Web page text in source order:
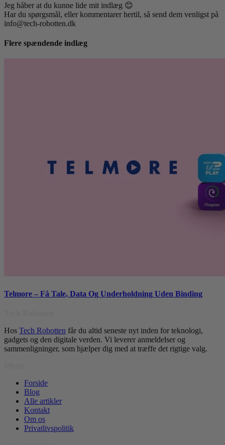
Jeg håber at du kunne lide mit indlæg 😊
Har du spørgsmål, eller kommentarer hertil, så send dem venligst på
info@tech-robotten.dk
Flere spændende indlæg
Telmore – Få Tale, Data Og Underholdning Uden Binding
Hos Tech Robotten får du altid seneste nyt inden for teknologi,
gadgets og den digitale verden. Vi leverer anmeldelser og
sammenligninger, som hjælper dig med at træffe det rigtige valg.
Forside
Blog
Alle artikler
Kontakt
Om os
Privatlivspolitik